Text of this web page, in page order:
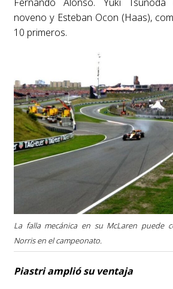
noveno y Esteban Ocon (Haas),
10 primeros.
La falla mecánica en su McLaren puede
Norris en el campeonato.
Piastri amplió su ventaja